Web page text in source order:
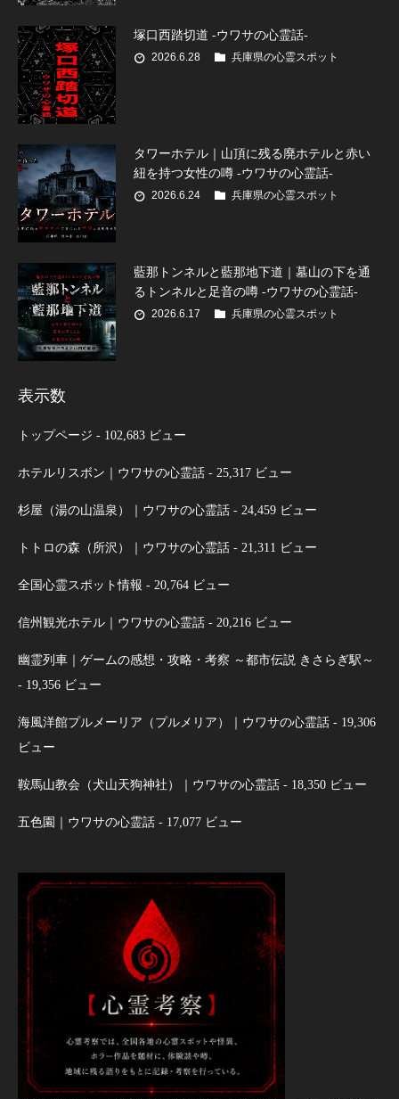
塚口西踏切道 -ウワサの心霊話-
2026.6.28 兵庫県の心霊スポット
タワーホテル｜山頂に残る廃ホテルと赤い
紐を持つ女性の噂 -ウワサの心霊話-
2026.6.24 兵庫県の心霊スポット
藍那トンネルと藍那地下道｜墓山の下を通
るトンネルと足音の噂 -ウワサの心霊話-
2026.6.17 兵庫県の心霊スポット
表示数
トップページ - 102,683 ビュー
ホテルリスボン｜ウワサの心霊話 - 25,317 ビュー
杉屋（湯の山温泉）｜ウワサの心霊話 - 24,459 ビュー
トトロの森（所沢）｜ウワサの心霊話 - 21,311 ビュー
全国心霊スポット情報 - 20,764 ビュー
信州観光ホテル｜ウワサの心霊話 - 20,216 ビュー
幽霊列車｜ゲームの感想・攻略・考察 ～都市伝説 きさらぎ駅～
- 19,356 ビュー
海風洋館プルメーリア（プルメリア）｜ウワサの心霊話 - 19,306
ビュー
鞍馬山教会（犬山天狗神社）｜ウワサの心霊話 - 18,350 ビュー
五色園｜ウワサの心霊話 - 17,077 ビュー